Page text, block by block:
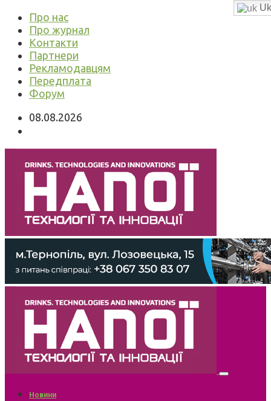
Про нас
Про журнал
Контакти
Партнери
Рекламодавцям
Передплата
Форум
08.08.2026
Новини